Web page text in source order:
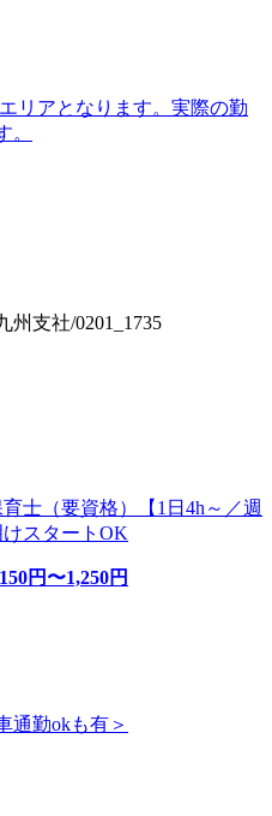
リアとなります。実際の勤
。
支社/0201_1735
士（要資格）【1日4h～／週
スタートOK
円〜1,250円
通勤okも有＞